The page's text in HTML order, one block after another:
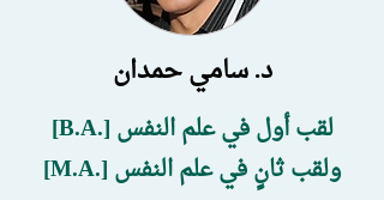
د. سامي حمدان
لقب أول في علم النفس [.B.A]
ولقب ثانٍ في علم النفس [.M.A]